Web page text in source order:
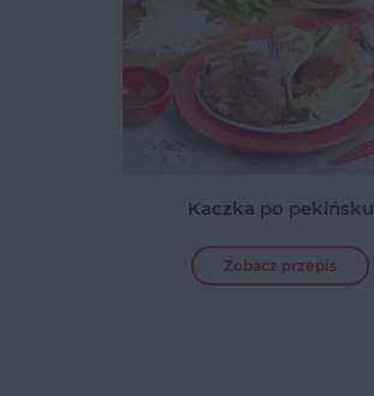
Kaczka po pekińsku
Zobacz przepis